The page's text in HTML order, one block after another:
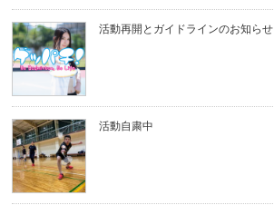
活動再開とガイドラインのお知らせ
活動自粛中